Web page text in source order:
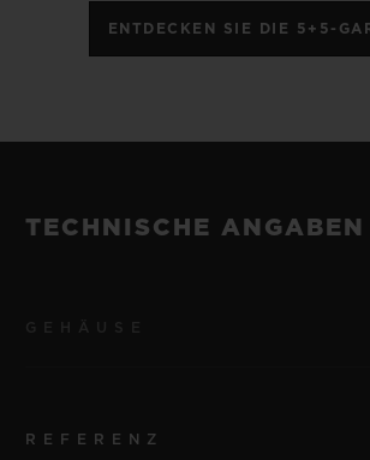
ENTDECKEN SIE DIE 5+5-
TECHNISCHE ANGABEN
REFERENZ